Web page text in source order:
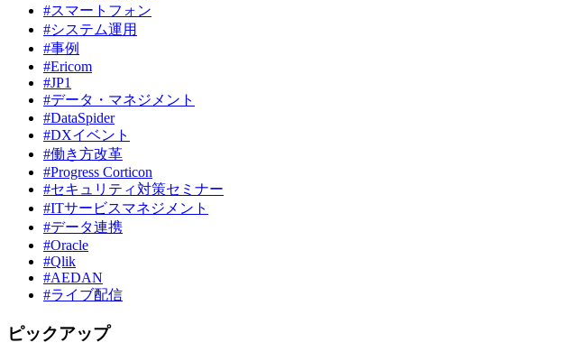
#スマートフォン
#システム運用
#事例
#Ericom
#JP1
#データ・マネジメント
#DataSpider
#DXイベント
#働き方改革
#Progress Corticon
#セキュリティ対策セミナー
#ITサービスマネジメント
#データ連携
#Oracle
#Qlik
#AEDAN
#ライブ配信
ピックアップ